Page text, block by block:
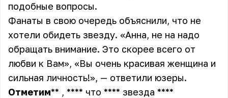
подобные вопросы.
Фанаты в свою очередь объяснили, что не
хотели обидеть звезду. «Анна, не на надо
обращать внимание. Это скорее всего от
любви к Вам», «Вы очень красивая женщина и
сильная личность!», — ответили юзеры.
Отметим** , **** что **** звезда ****